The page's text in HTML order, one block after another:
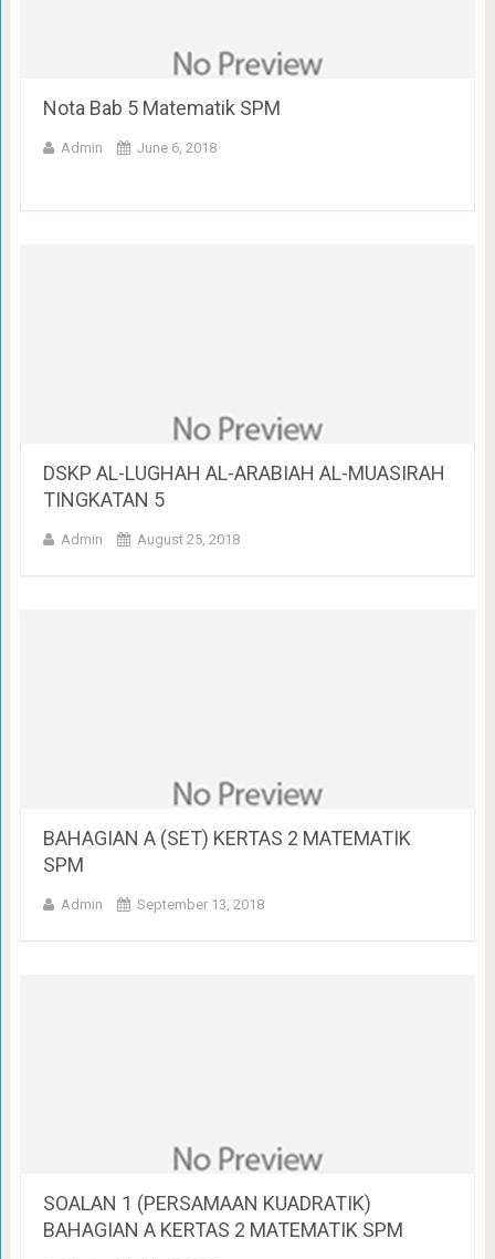
Nota Bab 5 Matematik SPM
Admin June 6, 2018
DSKP AL-LUGHAH AL-ARABIAH AL-MUASIRAH
TINGKATAN 5
Admin August 25, 2018
BAHAGIAN A (SET) KERTAS 2 MATEMATIK
SPM
Admin September 13, 2018
SOALAN 1 (PERSAMAAN KUADRATIK)
BAHAGIAN A KERTAS 2 MATEMATIK SPM